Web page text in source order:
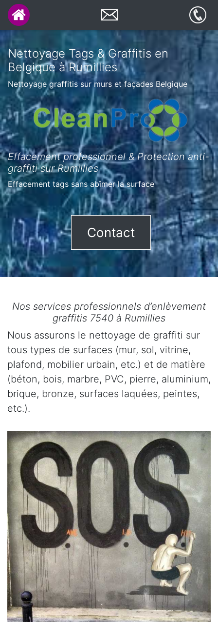
Nettoyage Tags & Graffitis en
Belgique à Rumillies
Nettoyage graffitis sur murs et façades Belgique
Effacement professionnel & Protection anti-
graffiti sur Rumillies
Effacement tags sans abîmer la surface
Contact
Nos services professionnels d’enlèvement
graffitis 7540 à Rumillies
Nous assurons le nettoyage de graffiti sur
tous types de surfaces (mur, sol, vitrine,
plafond, mobilier urbain, etc.) et de matière
(béton, bois, marbre, PVC, pierre, aluminium,
brique, bronze, surfaces laquées, peintes,
etc.).